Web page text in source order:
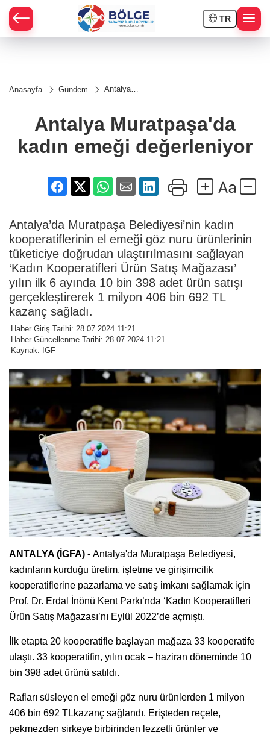
TR
Anasayfa Gündem
Antalya
değerleniyor
Antalya Muratpaşa'da
kadın emeği değerleniyor
Antalya’da Muratpaşa Belediyesi’nin kadın
kooperatiflerinin el emeği göz nuru ürünlerinin
tüketiciye doğrudan ulaştırılmasını sağlayan
‘Kadın Kooperatifleri Ürün Satış Mağazası’
yılın ilk 6 ayında 10 bin 398 adet ürün satışı
gerçekleştirerek 1 milyon 406 bin 692 TL
kazanç sağladı.
Haber Giriş Tarihi: 28.07.2024 11:21
Haber Güncellenme Tarihi: 28.07.2024 11:21
Kaynak: IGF
ANTALYA (İGFA) - Antalya'da Muratpaşa Belediyesi,
kadınların kurduğu üretim, işletme ve girişimcilik
kooperatiflerine pazarlama ve satış imkanı sağlamak için
Prof. Dr. Erdal İnönü Kent Parkı’nda ‘Kadın Kooperatifleri
Ürün Satış Mağazası’nı Eylül 2022’de açmıştı.
İlk etapta 20 kooperatifle başlayan mağaza 33 kooperatife
ulaştı. 33 kooperatifin, yılın ocak – haziran döneminde 10
bin 398 adet ürünü satıldı.
Rafları süsleyen el emeği göz nuru ürünlerden 1 milyon
406 bin 692 TLkazanç sağlandı. Erişteden reçele,
pekmezden sirkeye birbirinden lezzetli ürünler ve